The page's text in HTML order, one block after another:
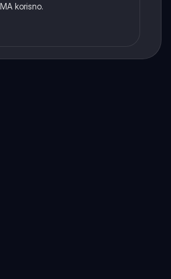
korisno.